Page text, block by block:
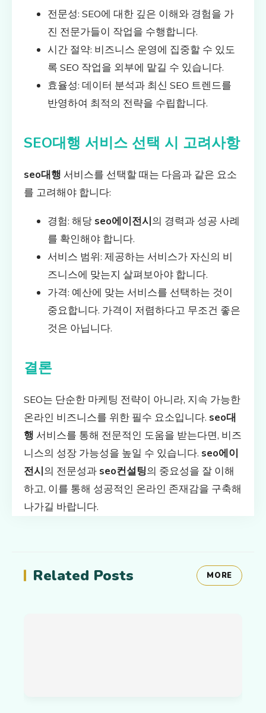
전문성: SEO에 대한 깊은 이해와 경험을 가
진 전문가들이 작업을 수행합니다.
시간 절약: 비즈니스 운영에 집중할 수 있도
록 SEO 작업을 외부에 맡길 수 있습니다.
효율성: 데이터 분석과 최신 SEO 트렌드를
반영하여 최적의 전략을 수립합니다.
SEO대행 서비스 선택 시 고려사항
seo대행 서비스를 선택할 때는 다음과 같은 요소
를 고려해야 합니다:
경험: 해당 seo에이전시의 경력과 성공 사례
를 확인해야 합니다.
서비스 범위: 제공하는 서비스가 자신의 비
즈니스에 맞는지 살펴보아야 합니다.
가격: 예산에 맞는 서비스를 선택하는 것이
중요합니다. 가격이 저렴하다고 무조건 좋은
것은 아닙니다.
결론
SEO는 단순한 마케팅 전략이 아니라, 지속 가능한
온라인 비즈니스를 위한 필수 요소입니다. seo대
행 서비스를 통해 전문적인 도움을 받는다면, 비즈
니스의 성장 가능성을 높일 수 있습니다. seo에이
전시의 전문성과 seo컨설팅의 중요성을 잘 이해
하고, 이를 통해 성공적인 온라인 존재감을 구축해
나가길 바랍니다.
Related Posts MORE